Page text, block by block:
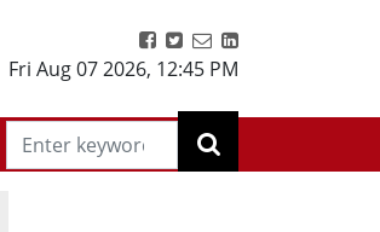
Fri Aug 07 2026, 12:45 PM